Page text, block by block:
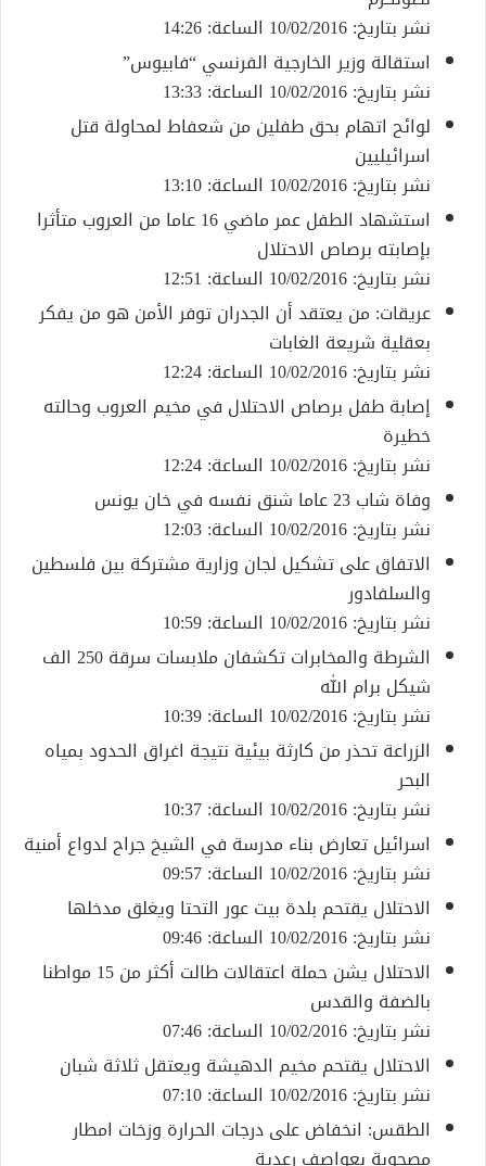
نشر بتاريخ: 10/02/2016 الساعة: 14:26
استقالة وزير الخارجية الفرنسي “فابيوس”
نشر بتاريخ: 10/02/2016 الساعة: 13:33
لوائح اتهام بحق طفلين من شعفاط لمحاولة قتل
اسرائيليين
نشر بتاريخ: 10/02/2016 الساعة: 13:10
استشهاد الطفل عمر ماضي 16 عاما من العروب متأثرا
بإصابته برصاص الاحتلال
نشر بتاريخ: 10/02/2016 الساعة: 12:51
عريقات: من يعتقد أن الجدران توفر الأمن هو من يفكر
بعقلية شريعة الغابات
نشر بتاريخ: 10/02/2016 الساعة: 12:24
إصابة طفل برصاص الاحتلال في مخيم العروب وحالته
خطيرة
نشر بتاريخ: 10/02/2016 الساعة: 12:24
وفاة شاب 23 عاما شنق نفسه في خان يونس
نشر بتاريخ: 10/02/2016 الساعة: 12:03
الاتفاق على تشكيل لجان وزارية مشتركة بين فلسطين
والسلفادور
نشر بتاريخ: 10/02/2016 الساعة: 10:59
الشرطة والمخابرات تكشفان ملابسات سرقة 250 الف
شيكل برام الله
نشر بتاريخ: 10/02/2016 الساعة: 10:39
الزراعة تحذر من كارثة بيئية نتيجة اغراق الحدود بمياه
البحر
نشر بتاريخ: 10/02/2016 الساعة: 10:37
اسرائيل تعارض بناء مدرسة في الشيخ جراح لدواع أمنية
نشر بتاريخ: 10/02/2016 الساعة: 09:57
الاحتلال يقتحم بلدة بيت عور التحتا ويغلق مدخلها
نشر بتاريخ: 10/02/2016 الساعة: 09:46
الاحتلال يشن حملة اعتقالات طالت أكثر من 15 مواطنا
بالضفة والقدس
نشر بتاريخ: 10/02/2016 الساعة: 07:46
الاحتلال يقتحم مخيم الدهيشة ويعتقل ثلاثة شبان
نشر بتاريخ: 10/02/2016 الساعة: 07:10
الطقس: انخفاض على درجات الحرارة وزخات امطار
مصحوبة بعواصف رعدية